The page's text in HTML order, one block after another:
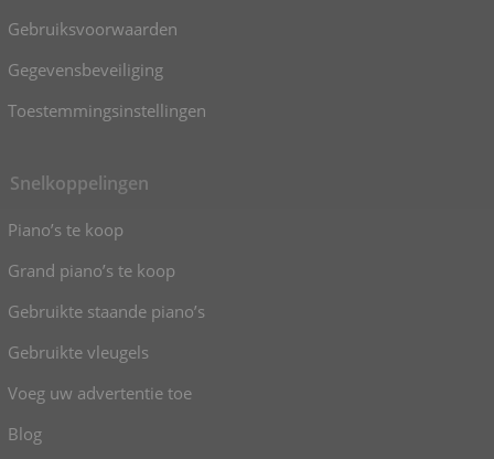
Gebruiksvoorwaarden
Gegevensbeveiliging
Toestemmingsinstellingen
Snelkoppelingen
Piano’s te koop
Grand piano’s te koop
Gebruikte staande piano’s
Gebruikte vleugels
Voeg uw advertentie toe
Blog